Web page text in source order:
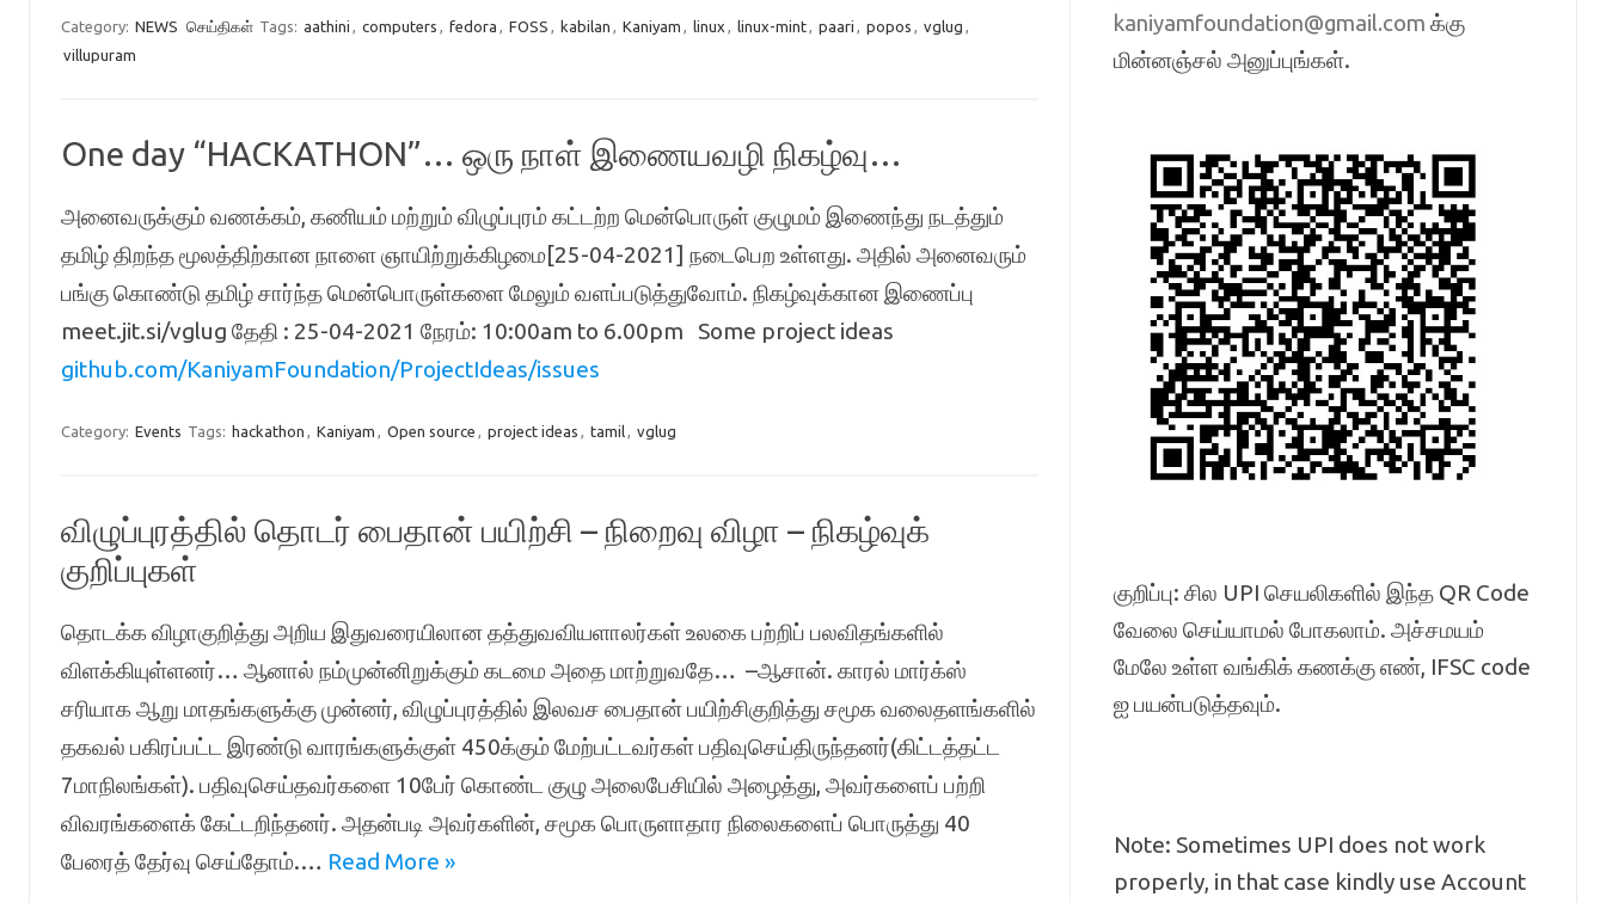
Category: NEWS செய்திகள் Tags: aathini , computers , fedora , FOSS , kabilan , Kaniyam , linux , linux-mint, paari , popos , vglug ,
villupuram
One day “HACKATHON”… ஒரு நாள் இணையவழி நிகழ்வு…
அனைவருக்கும் வணக்கம், கணியம் மற்றும் விழுப்புரம் கட்டற்ற மென்பொருள் குழுமம் இணைந்து நடத்தும்
தமிழ் திறந்த மூலத்திற்கான நாளை ஞாயிற்றுக்கிழமை[25-04-2021] நடைபெற உள்ளது. அதில் அனைவரும்
பங்கு கொண்டு தமிழ் சார்ந்த மென்பொருள்களை மேலும் வளப்படுத்துவோம். நிகழ்வுக்கான இணைப்பு
meet.jit.si/vglug தேதி : 25-04-2021 நேரம்: 10:00am to 6.00pm Some project ideas
github.com/KaniyamFoundation/ProjectIdeas/issues
Category: Events Tags: hackathon , Kaniyam , Open source , project ideas , tamil, vglug
விழுப்புரத்தில் தொடர் பைதான் பயிற்சி – நிறைவு விழா – நிகழ்வுக்
குறிப்புகள்
தொடக்க விழாகுறித்து அறிய இதுவரையிலான தத்துவவியளாலர்கள் உலகை பற்றிப் பலவிதங்களில்
விளக்கியுள்ளனர்… ஆனால் நம்முன்னிறுக்கும் கடமை அதை மாற்றுவதே… –ஆசான். காரல் மார்க்ஸ்
சரியாக ஆறு மாதங்களுக்கு முன்னர், விழுப்புரத்தில் இலவச பைதான் பயிற்சிகுறித்து சமூக வலைதளங்களில்
தகவல் பகிரப்பட்ட இரண்டு வாரங்களுக்குள் 450க்கும் மேற்பட்டவர்கள் பதிவுசெய்திருந்தனர்(கிட்டத்தட்ட
7மாநிலங்கள்). பதிவுசெய்தவர்களை 10பேர் கொண்ட குழு அலைபேசியில் அழைத்து, அவர்களைப் பற்றி
விவரங்களைக் கேட்டறிந்தனர். அதன்படி அவர்களின், சமூக பொருளாதார நிலைகளைப் பொருத்து 40
பேரைத் தேர்வு செய்தோம்.… Read More »
kaniyamfoundation@gmail.com க்கு
மின்னஞ்சல் அனுப்புங்கள்.
குறிப்பு: சில UPI செயலிகளில் இந்த QR Code
வேலை செய்யாமல் போகலாம். அச்சமயம்
மேலே உள்ள வங்கிக் கணக்கு எண், IFSC code
ஐ பயன்படுத்தவும்.
Note: Sometimes UPI does not work
properly, in that case kindly use Account